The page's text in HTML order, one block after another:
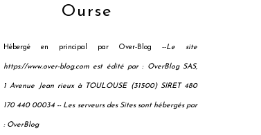
Ourse
Hébergé en principal par Over-Blog --Le site
https://www.over-blog.com est édité par : OverBlog SAS,
1 Avenue Jean rieux à TOULOUSE (31500) SIRET 480
170 440 00034 -- Les serveurs des Sites sont hébergés par
: OverBlog